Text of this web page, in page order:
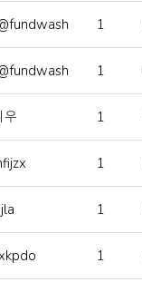
1
1
우 1
1
1
1